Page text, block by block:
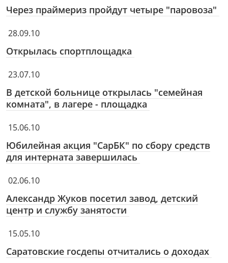
Через праймериз пройдут четыре "паровоза"
28.09.10
Открылась спортплощадка
23.07.10
В детской больнице открылась "семейная
комната", в лагере - площадка
15.06.10
Юбилейная акция "СарБК" по сбору средств
для интерната завершилась
02.06.10
Александр Жуков посетил завод, детский
центр и службу занятости
15.05.10
Саратовские госдепы отчитались о доходах